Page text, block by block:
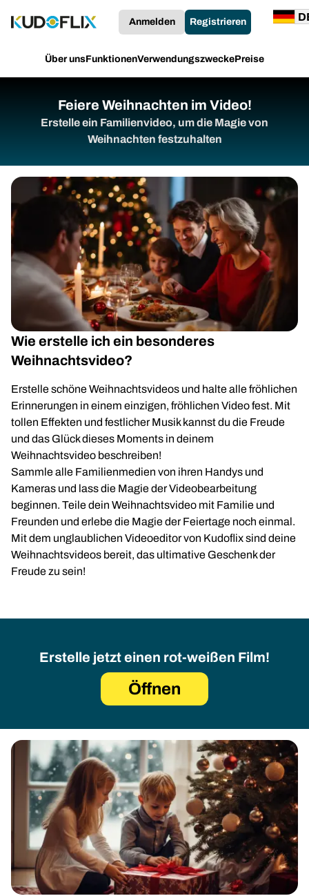
Über unsFunktionenVerwendungszweckePreise
Anmelden Registrieren
Feiere Weihnachten im Video!
Erstelle ein Familienvideo, um die Magie von
Weihnachten festzuhalten
Wie erstelle ich ein besonderes
Weihnachtsvideo?
Erstelle schöne Weihnachtsvideos und halte alle fröhlichen
Erinnerungen in einem einzigen, fröhlichen Video fest. Mit
tollen Effekten und festlicher Musik kannst du die Freude
und das Glück dieses Moments in deinem
Weihnachtsvideo beschreiben!
Sammle alle Familienmedien von ihren Handys und
Kameras und lass die Magie der Videobearbeitung
beginnen. Teile dein Weihnachtsvideo mit Familie und
Freunden und erlebe die Magie der Feiertage noch einmal.
Mit dem unglaublichen Videoeditor von Kudoflix sind deine
Weihnachtsvideos bereit, das ultimative Geschenk der
Freude zu sein!
Erstelle jetzt einen rot-weißen Film!
Öffnen